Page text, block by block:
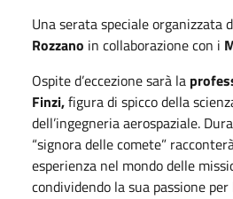
Una serata speciale organizzata
Rozzano in collaborazione con i
Ospite d’eccezione sarà la
Finzi,figura di spicco della
dell’ingegneria aerospaziale.
“signora delle comete”
esperienza nel mondo delle
condividendo la sua passione